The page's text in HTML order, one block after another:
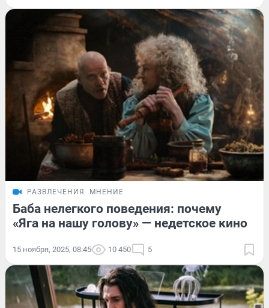
РАЗВЛЕЧЕНИЯ МНЕНИЕ
Баба нелегкого поведения: почему
«Яга на нашу голову» — недетское кино
15 ноября, 2025, 08:45 10 450 5